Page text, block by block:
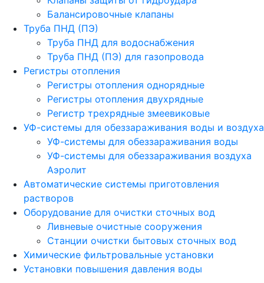
Балансировочные клапаны
Труба ПНД (ПЭ)
Труба ПНД для водоснабжения
Труба ПНД (ПЭ) для газопровода
Регистры отопления
Регистры отопления однорядные
Регистры отопления двухрядные
Регистр трехрядные змеевиковые
УФ-системы для обеззараживания воды и воздуха
УФ-системы для обеззараживания воды
УФ-системы для обеззараживания воздуха
Аэролит
Автоматические системы приготовления
растворов
Оборудование для очистки сточных вод
Ливневые очистные сооружения
Станции очистки бытовых сточных вод
Химические фильтровальные установки
Установки повышения давления воды